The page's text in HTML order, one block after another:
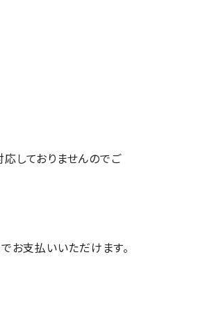
しておりませんのでご
お支払いいただけます。